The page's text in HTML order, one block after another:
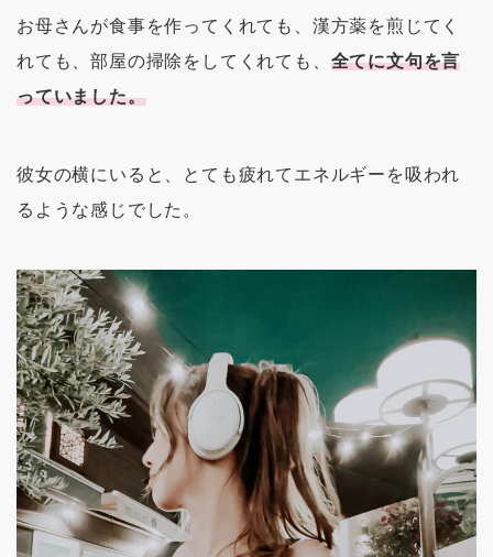
お母さんが食事を作ってくれても、漢方薬を煎じてく
れても、部屋の掃除をしてくれても、 全てに文句を言
っていました。
彼女の横にいると、とても疲れてエネルギーを吸われ
るような感じでした。